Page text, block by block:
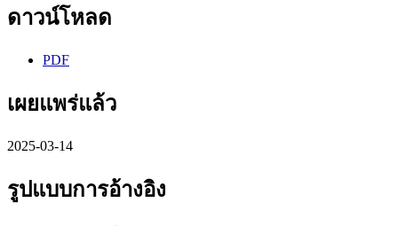
ดาวน์โหลด
PDF
เผยแพร่แล้ว
2025-03-14
รูปแบบการอ้างอิง